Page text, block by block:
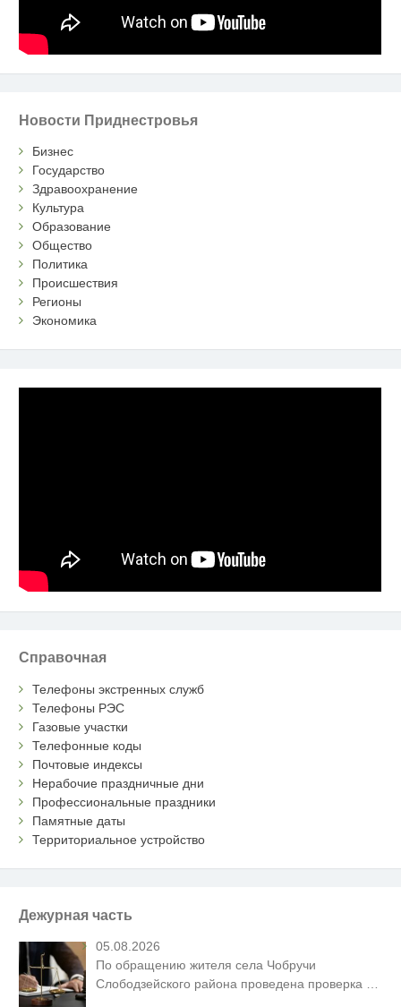
Новости Приднестровья
Бизнес
Государство
Здравоохранение
Культура
Образование
Общество
Политика
Происшествия
Регионы
Экономика
Справочная
Телефоны экстренных служб
Телефоны РЭС
Газовые участки
Телефонные коды
Почтовые индексы
Нерабочие праздничные дни
Профессиональные праздники
Памятные даты
Территориальное устройство
Дежурная часть
05.08.2026
По обращению жителя села Чобручи
Слободзейского района проведена проверка …